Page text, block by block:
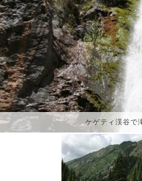
ケゲティ渓谷で